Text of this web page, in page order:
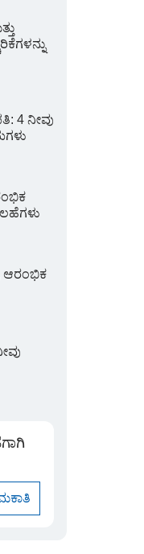
4 ನೀವು
ಆರಂಭಿಕ